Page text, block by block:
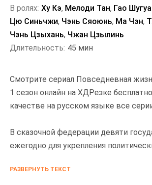
Смотрите сериал Повседневная
1 сезон онлайн на ХДРезке
качестве на русском языке все
В сказочной федерации девяти
ежегодно для укрепления
которые могут стать членами
РАЗВЕРНУТЬ ТЕКСТ
В ролях: Ху Кэ, Мелоди Тан, Гао
Цю Синьчжи, Чэнь Сяоюнь, Ма Чэн,
Чэнь Цзыхань, Чжан Цзылинь
Длительность: 45 мин